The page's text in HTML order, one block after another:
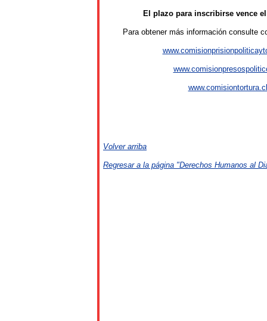
El plazo para inscribirse vence
Para obtener más información consulte
www.comisiontortura.cl
Volver arriba
Regresar a la página "Derechos Humanos al